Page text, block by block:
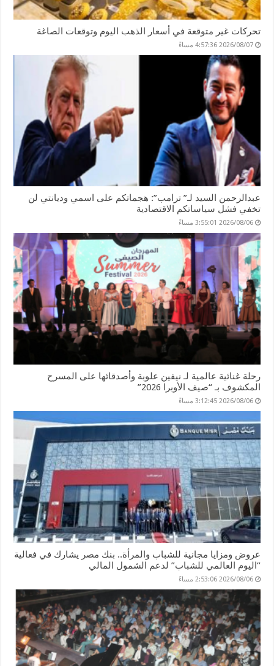
تحركات غير متوقعة في أسعار الذهب اليوم وتوقعات الصاغة
2026/08/07 4:57:36 مساءً
عبدالرحمن السيد لـ” ترامب”: هجماتكم على اسمي وديانتي لن
تخفي فشل سياساتكم الاقتصادية
2026/08/06 3:55:01 مساءً
رحلة غنائية عالمية لـ نيفين علوبة وأصدقائها على المسرح
المكشوف بـ “صيف الأوبرا 2026”
2026/08/06 3:12:45 مساءً
عروض ومزايا مجانية للشباب والمرأة.. بنك مصر يشارك في فعالية
“اليوم العالمي للشباب” لدعم الشمول المالي
2026/08/06 2:53:06 مساءً